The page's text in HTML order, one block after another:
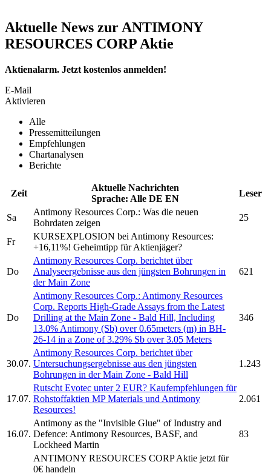
Aktuelle News zur ANTIMONY
RESOURCES CORP Aktie
Aktienalarm. Jetzt kostenlos anmelden!
E-Mail
Aktivieren
Alle
Pressemitteilungen
Empfehlungen
Chartanalysen
Berichte
Zeit
Aktuelle Nachrichten
Sprache: Alle DE EN
Leser
Sa
Antimony Resources Corp.: Was die neuen
Bohrdaten zeigen
25
Fr
KURSEXPLOSION bei Antimony Resources:
+16,11%! Geheimtipp für Aktienjäger?
Do
Antimony Resources Corp. berichtet über
Analyseergebnisse aus den jüngsten Bohrungen in
der Main Zone
621
Do
Antimony Resources Corp.: Antimony Resources
Corp. Reports High-Grade Assays from the Latest
Drilling at the Main Zone - Bald Hill, Including
13.0% Antimony (Sb) over 0.65meters (m) in BH-
26-14 in a Zone of 3.29% Sb over 3.05 Meters
346
30.07.
Antimony Resources Corp. berichtet über
Untersuchungsergebnisse aus den jüngsten
Bohrungen in der Main Zone - Bald Hill
1.243
17.07.
Rutscht Evotec unter 2 EUR? Kaufempfehlungen für
Rohstoffaktien MP Materials und Antimony
Resources!
2.061
16.07.
Antimony as the "Invisible Glue" of Industry and
Defence: Antimony Resources, BASF, and
Lockheed Martin
83
ANTIMONY RESOURCES CORPAktie jetzt für
0€ handeln